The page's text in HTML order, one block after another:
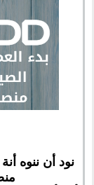
نود أن ننوه